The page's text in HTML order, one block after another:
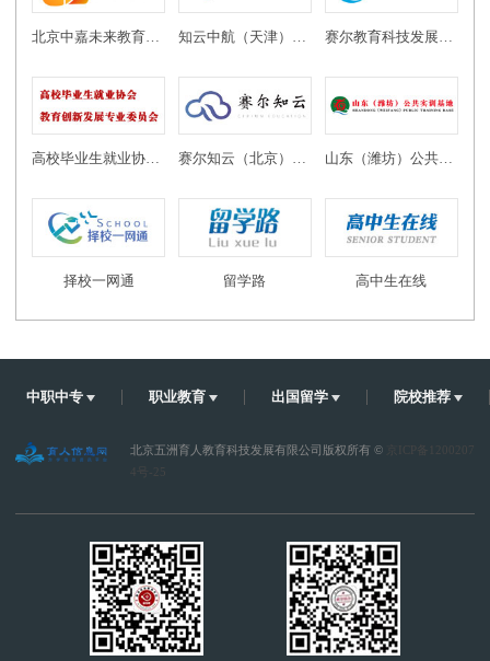
高校毕业生就业协会教育创新发展专业委员会 赛尔知云（北京）教育科技有限公司 山东（潍坊）公共实训基地
择校一网通 留学路 高中生在线
中职中专 职业教育 出国留学 院校推荐
北京五洲育人教育科技发展有限公司版权所有 ©
京ICP备1200207
4号-25